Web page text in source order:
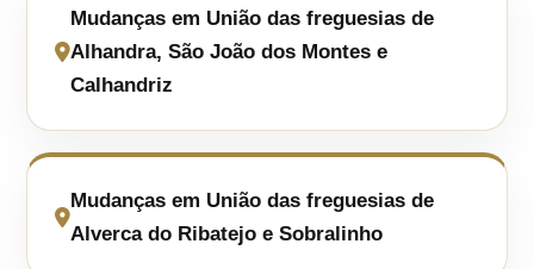
Mudanças em União das freguesias de
Alhandra, São João dos Montes e
Calhandriz
Mudanças em União das freguesias de
Alverca do Ribatejo e Sobralinho